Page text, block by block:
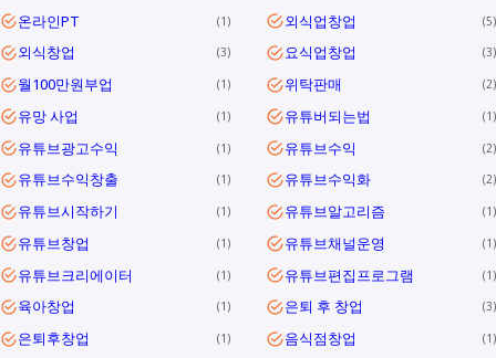
온라인PT 1 외식업창업 5
외식창업 3 요식업창업 3
월100만원부업 1 위탁판매 2
유망 사업 1 유튜버되는법 1
유튜브광고수익 1 유튜브수익 2
유튜브수익창출 1 유튜브수익화 2
유튜브시작하기 1 유튜브알고리즘 1
유튜브창업 1 유튜브채널운영 1
유튜브크리에이터 1 유튜브편집프로그램 1
육아창업 1 은퇴 후 창업 3
은퇴후창업 1 음식점창업 1